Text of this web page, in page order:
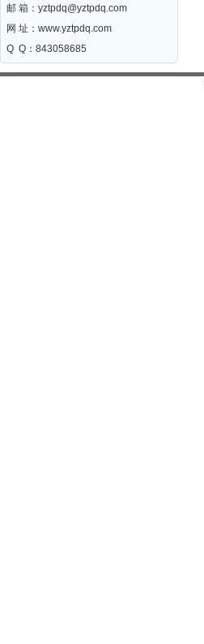
邮 箱： yztpdq@yztpdq.com
网 址： www.yztpdq.com
Q Q：843058685